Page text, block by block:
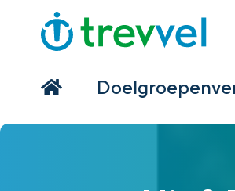
Home
Doelgroepenvervoer